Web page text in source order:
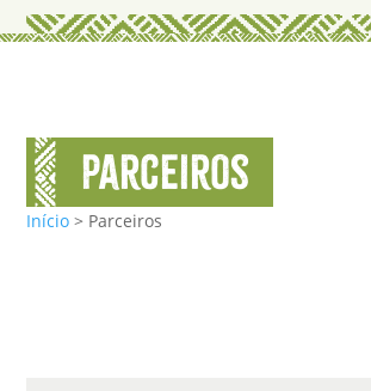
parceiros
Início > Parceiros